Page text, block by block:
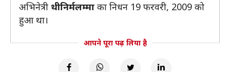
अभिनेत्री थीनिर्मलम्मा का निधन 19 फरवरी, 2009 को
हुआ था।
आपने पूरा पढ़ लिया है